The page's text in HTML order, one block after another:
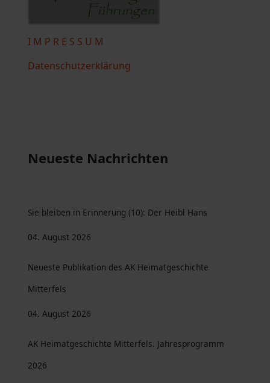
I M P R E S S U M
Datenschutzerklärung
Neueste Nachrichten
Sie bleiben in Erinnerung (10): Der Heibl Hans
04. August 2026
Neueste Publikation des AK Heimatgeschichte
Mitterfels
04. August 2026
AK Heimatgeschichte Mitterfels. Jahresprogramm
2026